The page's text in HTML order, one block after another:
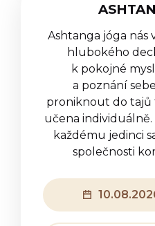
Ashtanga jóga
hlubokého
k pokojné
a poznání
proniknout do tajů
učena
každému jedinci
společnosti